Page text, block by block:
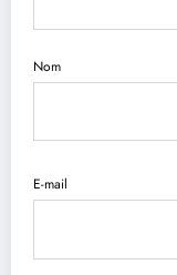
Nom
E-mail